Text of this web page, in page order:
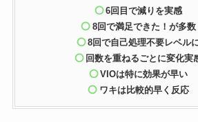
6回目で減り を実感
8回で満足できた！が多数
8回で自己処理不要レベル
回数を重ねるごとに変化実
VIOは特に効果が早い
ワキは比較的早く反応